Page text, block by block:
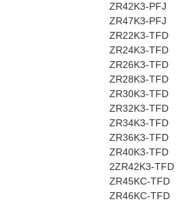
ZR42K3-PFJ
ZR47K3-PFJ
ZR22K3-TFD
ZR24K3-TFD
ZR26K3-TFD
ZR28K3-TFD
ZR30K3-TFD
ZR32K3-TFD
ZR34K3-TFD
ZR36K3-TFD
ZR40K3-TFD
2ZR42K3-TFD
ZR45KC-TFD
ZR46KC-TFD